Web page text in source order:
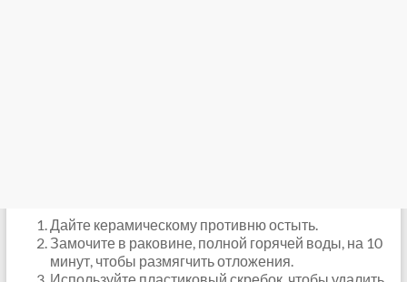
Дайте керамическому противню остыть.
Замочите в раковине, полной горячей воды, на 10
минут, чтобы размягчить отложения.